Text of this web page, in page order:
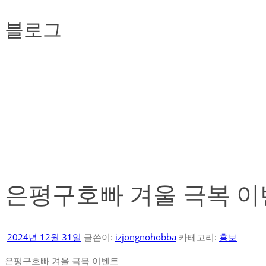
블로그
은평구호빠 겨울 극복
2024년 12월 31일 글쓴이: izjongnohobba 카테고리: 홍보
은평구호빠 겨울 극복 이벤트